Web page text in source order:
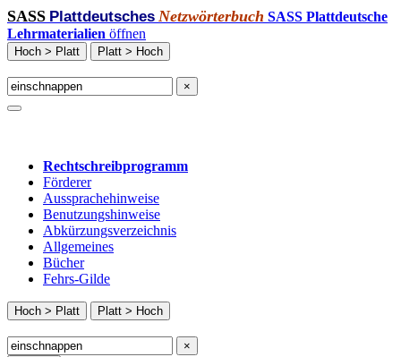
SASS Plattdeutsches Netzwörterbuch SASS Plattdeutsche
Lehrmaterialien öffnen
Hoch > Platt Platt > Hoch
×
Rechtschreibprogramm
Förderer
Aussprachehinweise
Benutzungshinweise
Abkürzungsverzeichnis
Allgemeines
Bücher
Fehrs-Gilde
Hoch > Platt Platt > Hoch
×